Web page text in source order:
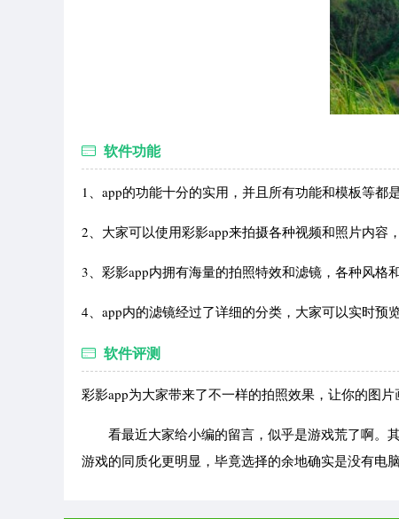
软件功能
1、app的功能十分的实用，并且所有功能和模板等
2、大家可以使用彩影app来拍摄各种视频和照片内
3、彩影app内拥有海量的拍照特效和滤镜，各种风
4、app内的滤镜经过了详细的分类，大家可以实时
软件评测
彩影app为大家带来了不一样的拍照效果，让你的图
看最近大家给小编的留言，似乎是游戏荒了啊。
游戏的同质化更明显，毕竟选择的余地确实是没有电脑